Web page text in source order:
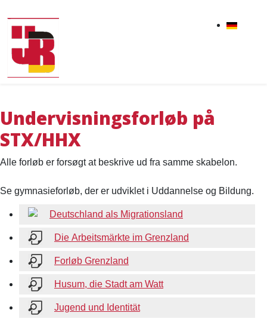
Undervisningsforløb på
STX/HHX
Alle forløb er forsøgt at beskrive ud fra samme skabelon.
Se gymnasieforløb, der er udviklet i Uddannelse og Bildung.
Deutschland als Migrationsland
Die Arbeitsmärkte im Grenzland
Forløb Grenzland
Husum, die Stadt am Watt
Jugend und Identität